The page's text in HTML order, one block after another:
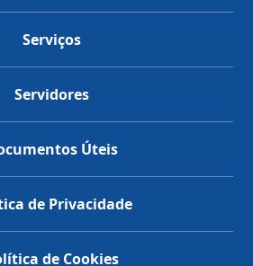
Serviços
Servidores
Úteis
de Privacidade
de Cookies